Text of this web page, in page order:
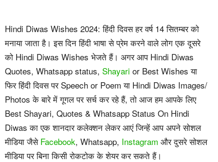
Hindi Diwas Wishes 2024: हिंदी दिवस हर वर्ष 14 सितम्बर को
मनाया जाता है। इस दिन हिंदी भाषा से प्रेम करने वाले लोग एक दूसरे
को Hindi Diwas Wishes भेजते हैं। अगर आप Hindi Diwas
Quotes, Whatsapp status, Shayari or Best Wishes या
फिर हिंदी दिवस पर Speech or Poem या Hindi Diwas Images/
Photos के बारे में गूगल पर सर्च कर रहे हैं, तो आज हम आपके लिए
Best Shayari, Quotes & Whatsapp Status On Hindi
Diwas का एक शानदार कलेक्शन लेकर आएं जिन्हें आप अपने सोशल
मीडिया जैसे Facebook, Whatsapp, Instagram और दुसरे सोशल
मीडिया पर बिना किसी रोकटोक के शेयर कर सकते हैं।